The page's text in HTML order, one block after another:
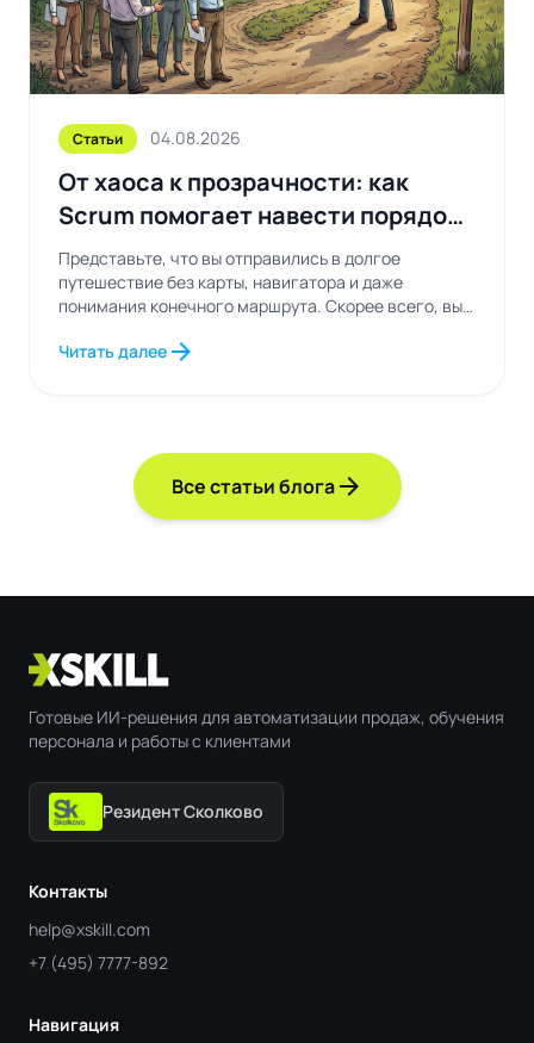
Статьи 04.08.2026
От хаоса к прозрачности: как
Scrum помогает навести порядок
в рабочих процессах
Представьте, что вы отправились в долгое
путешествие без карты, навигатора и даже
понимания конечного маршрута. Скорее всего, вы
Читать далее arrow_forward
Все статьи блогаarrow_forward
Готовые ИИ-решения для автоматизации продаж, обучения
персонала и работы с клиентами
Резидент Сколково
Контакты
help@xskill.com
+7 (495) 7777-892
Навигация